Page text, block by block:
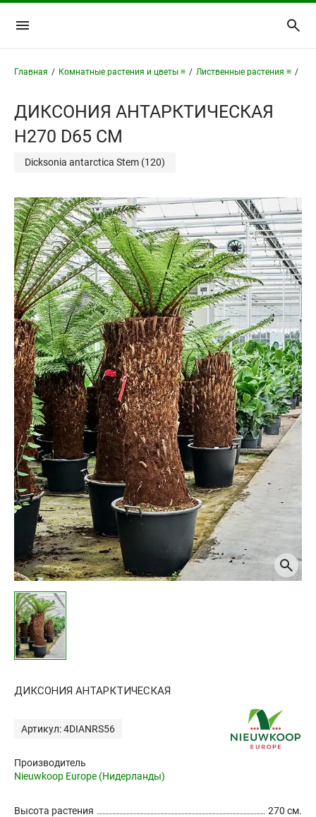
Главная / Комнатные растения и цветы ≡ / Лиственные растения ≡ /
ДИКСОНИЯ АНТАРКТИЧЕСКАЯ
H270 D65 СМ
Dicksonia antarctica Stem (120)
ДИКСОНИЯ АНТАРКТИЧЕСКАЯ
Артикул: 4DIANRS56
Производитель
Nieuwkoop Europe (Нидерланды)
270 см.
Высота растения